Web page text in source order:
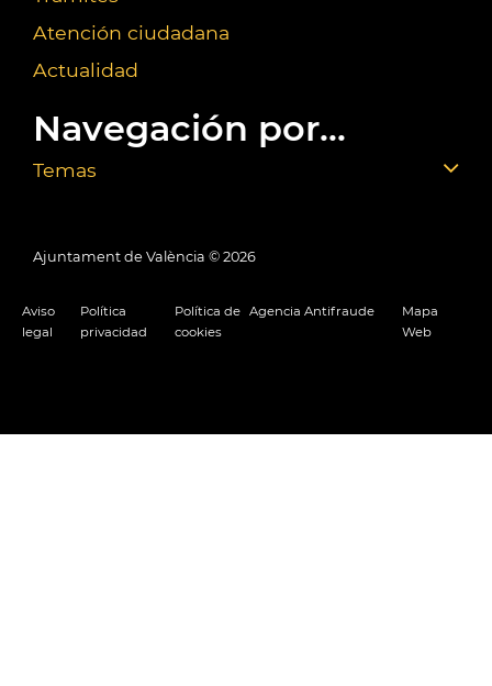
Atención ciudadana
Actualidad
Navegación por...
Temas
Ajuntament de València © 2026
Aviso
legal
Política
privacidad
Política de
cookies
Agencia Antifraude
Mapa
Web